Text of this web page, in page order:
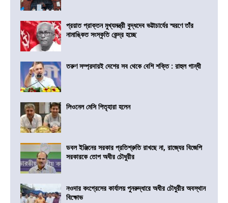
প্রয়াত প্রাক্তন মুখ্যমন্ত্রী বুদ্ধদেব ভট্টাচার্যের স্মরণে তাঁর
নামাঙ্কিত সংস্কৃতি কেন্দ্র হচ্ছে
তরুণ সম্প্রদায়ই দেশের সব থেকে বেশি শক্তি : রাহুল গান্ধী
লিওনেল মেসি পিতৃহারা হলেন
ডবল ইঞ্জিনের সরকার প্রতিশ্রুতি রাখছে না, রাজ্যের বিজেপি
সরকারকে তোপ অধীর চৌধুরীর
নওদার কংগ্রেসের কার্যালয় পুনরুদ্ধারে অধীর চৌধুরীর অবস্থান
বিক্ষোভ